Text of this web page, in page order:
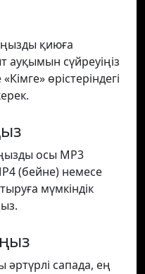
қиюға
ауқымын сүйреуіңіз
өрістеріндегі
осы MP3
(бейне) немесе
мүмкіндік
сапада, ең